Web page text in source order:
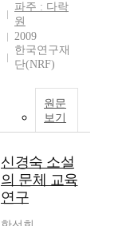
파주 : 다락
원
2009
한국연구재
단(NRF)
원문
보기
신경숙 소설
의 문체 교육
연구